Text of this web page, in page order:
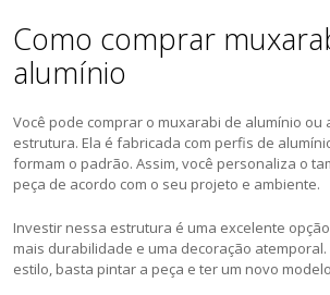
Como comprar
alumínio
Você pode comprar o muxarabi de alumínio ou
estrutura. Ela é fabricada com perfis de
formam o padrão. Assim, você personaliza o
peça de acordo com o seu projeto e ambiente.
Investir nessa estrutura é uma excelente
mais durabilidade e uma decoração
estilo, basta pintar a peça e ter um novo